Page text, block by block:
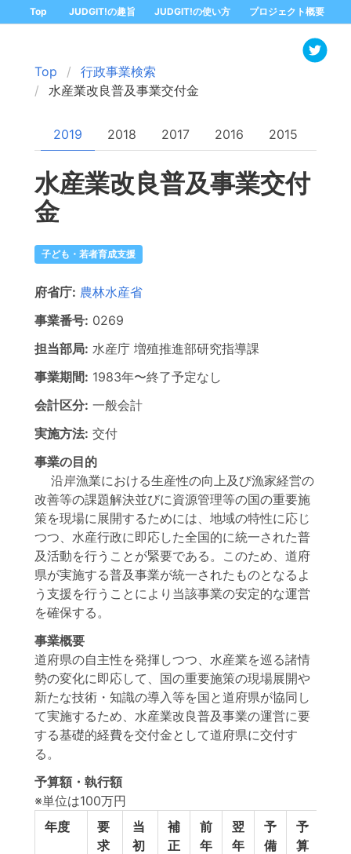
Top JUDGIT!の趣旨 JUDGIT!の使い方 プロジェクト概要
Top
行政事業検索
水産業改良普及事業交付金
2019 2018 2017 2016 2015
水産業改良普及事業交付
金
子ども・若者育成支援
府省庁: 農林水産省
事業番号: 0269
担当部局: 水産庁 増殖推進部研究指導課
事業期間: 1983年〜終了予定なし
会計区分: 一般会計
実施方法: 交付
事業の目的
沿岸漁業における生産性の向上及び漁家経営の
改善等の課題解決並びに資源管理等の国の重要施
策を現場に展開するためには、地域の特性に応じ
つつ、水産行政に即応した全国的に統一された普
及活動を行うことが緊要である。このため、道府
県が実施する普及事業が統一されたものとなるよ
う支援を行うことにより当該事業の安定的な運営
を確保する。
事業概要
道府県の自主性を発揮しつつ、水産業を巡る諸情
勢の変化に即応して、国の重要施策の現場展開や
新たな技術・知識の導入等を国と道府県が協同し
て実施するため、水産業改良普及事業の運営に要
する基礎的経費を交付金として道府県に交付す
る。
予算額・執行額
※単位は100万円
年度
要
求
当
初
補
正
前
年
翌
年
予
備
予
算